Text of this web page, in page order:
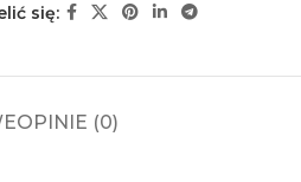
się:
OPINIE (0)